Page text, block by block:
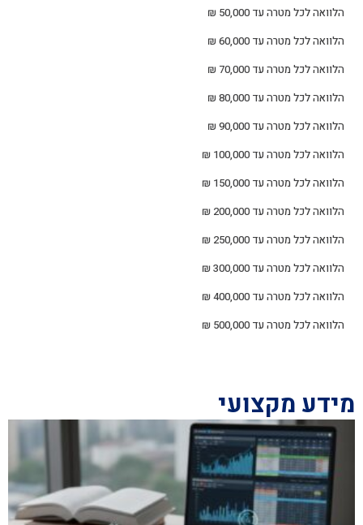
הלוואה לכל מטרה עד 50,000 ₪
הלוואה לכל מטרה עד 60,000 ₪
הלוואה לכל מטרה עד 70,000 ₪
הלוואה לכל מטרה עד 80,000 ₪
הלוואה לכל מטרה עד 90,000 ₪
הלוואה לכל מטרה עד 100,000 ₪
הלוואה לכל מטרה עד 150,000 ₪
הלוואה לכל מטרה עד 200,000 ₪
הלוואה לכל מטרה עד 250,000 ₪
הלוואה לכל מטרה עד 300,000 ₪
הלוואה לכל מטרה עד 400,000 ₪
הלוואה לכל מטרה עד 500,000 ₪
מידע מקצועי